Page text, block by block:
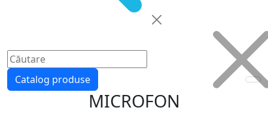
Catalog produse
MICROFON